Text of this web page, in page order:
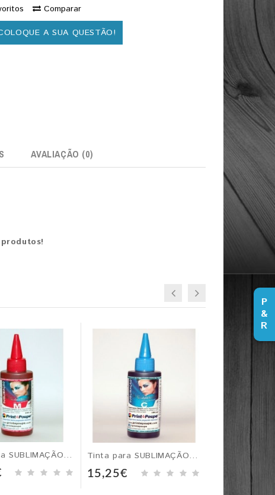
Comparar
A SUA QUESTÃO!
AVALIAÇÃO (0)
Tinta para SUBLIMAÇÃO p/ Epson, Magenta - 100 ml
Tinta para SUBLIMAÇÃO p/ Epson, Ciano - 100 ml
15,25€
57,21€
P
&
R